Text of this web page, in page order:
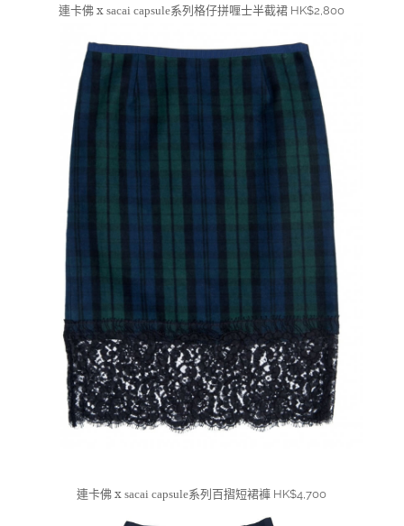
連卡佛 xsacai capsule系列格仔拼喱士半截裙 HK$2,800
連卡佛 xsacai capsule系列百摺短裙褲 HK$4,700